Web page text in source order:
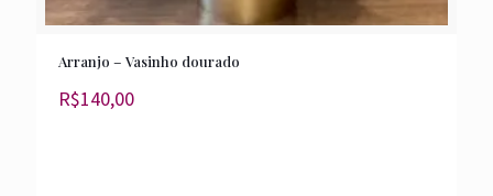
Arranjo – Vasinho dourado
R$140,00